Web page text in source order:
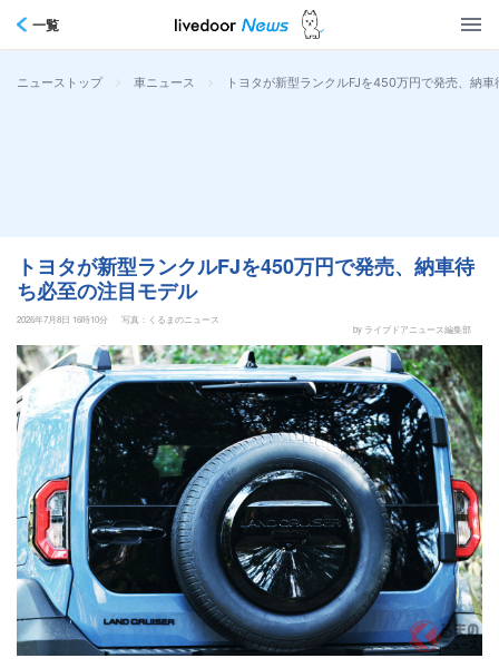
一覧
ニューストップ > 車ニュース > トヨタが新型ランクルFJを450万円で発売、納
トヨタが新型ランクルFJを450万円で発売、納車待
ち必至の注目モデル
2026年7月8日 16時10分
写真：くるまのニュース
by ライブドアニュース編集部